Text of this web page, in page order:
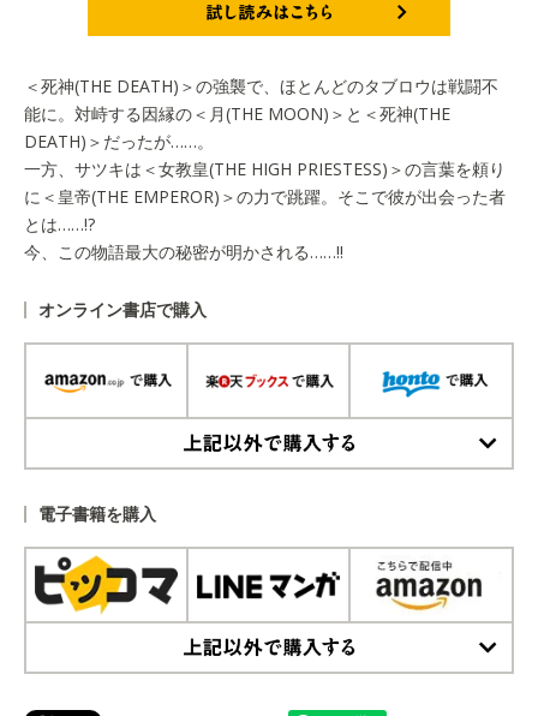
＜死神(THE DEATH)＞の強襲で、ほとんどのタブロウは戦闘不
能に。対峙する因縁の＜月(THE MOON)＞と＜死神(THE
DEATH)＞だったが……。
一方、サツキは＜女教皇(THE HIGH PRIESTESS)＞の言葉を頼り
に＜皇帝(THE EMPEROR)＞の力で跳躍。そこで彼が出会った者
とは……!?
今、この物語最大の秘密が明かされる……!!
オンライン書店で購入
電子書籍を購入